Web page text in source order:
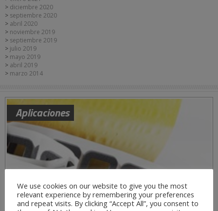
diciembre 2020
septiembre 2020
abril 2020
noviembre 2019
septiembre 2019
julio 2019
mayo 2019
abril 2019
marzo 2014
Aplicaciones
We use cookies on our website to give you the most
relevant experience by remembering your preferences
and repeat visits. By clicking “Accept All”, you consent to